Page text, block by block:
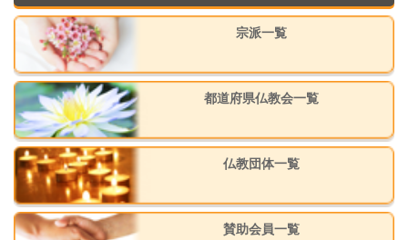
宗派一覧
都道府県仏教会一覧
仏教団体一覧
賛助会員一覧